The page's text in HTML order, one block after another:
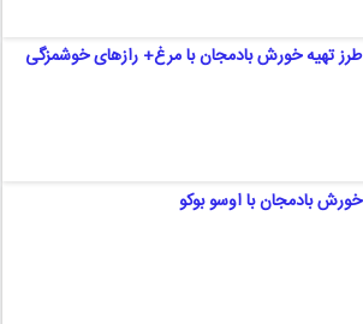
طرز تهیه خورش بادمجان با مرغ+ رازهای خوشمزگی
خورش بادمجان با اوسو بوکو